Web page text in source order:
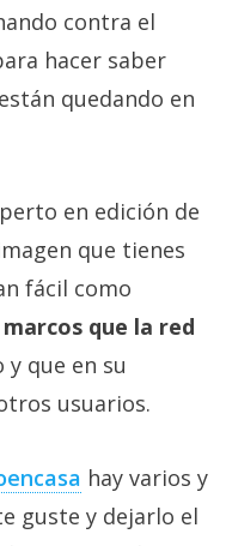
contra el
hacer saber
quedando en
en edición de
que tienes
fácil como
que la red
que en su
usuarios.
hay varios y
guste y dejarlo el